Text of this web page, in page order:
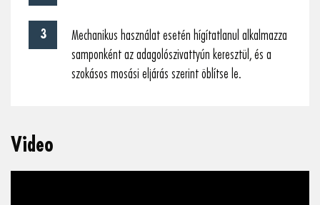
Mechanikus használat esetén hígítatlanul alkalmazza
samponként az adagolószivattyún keresztül, és a
szokásos mosási eljárás szerint öblítse le.
Video